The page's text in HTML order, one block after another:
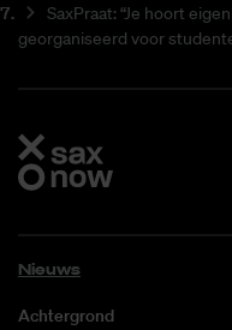
SaxPraat: “Je hoort
georganiseerd voor
Nieuws
Achtergrond